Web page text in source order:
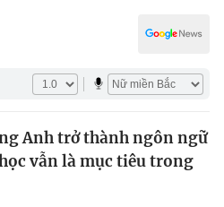
Anh trở thành ngôn ngữ
vẫn là mục tiêu trong